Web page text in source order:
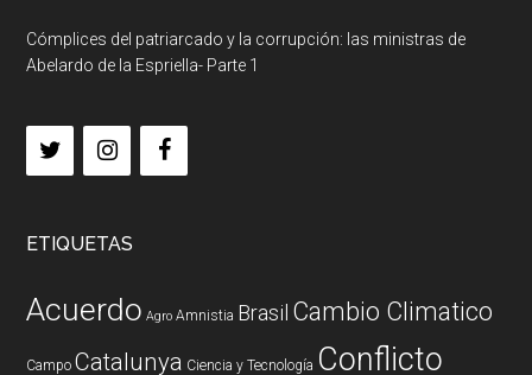
Cómplices del patriarcado y la corrupción: las ministras de
Abelardo de la Espriella- Parte 1
ETIQUETAS
Acuerdo Agro Amnistia Brasil Cambio Climatico
Campo Catalunya Ciencia y Tecnología Conflicto